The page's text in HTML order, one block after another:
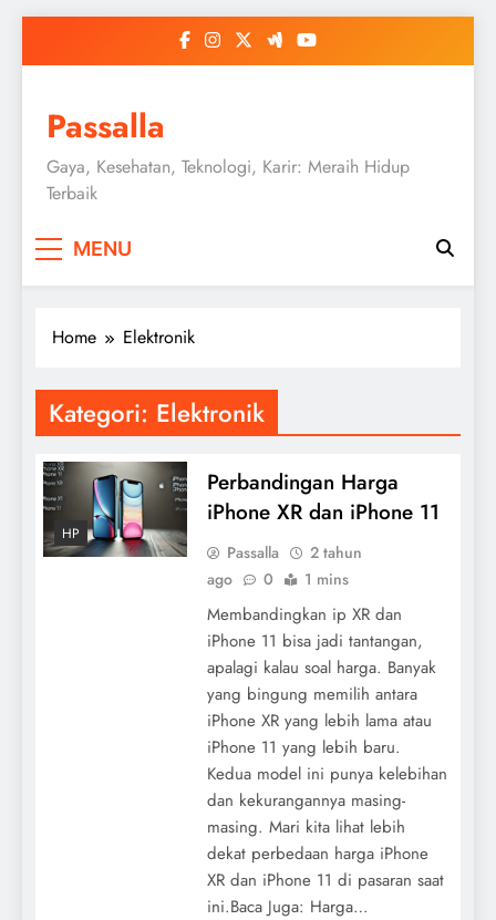
Passalla
Gaya, Kesehatan, Teknologi, Karir: Meraih Hidup
Terbaik
MENU
Home Elektronik
Kategori: Elektronik
HP
Perbandingan Harga
iPhone XR dan iPhone 11
Passalla
2 tahun
ago
0 1 mins
Membandingkan ip XR dan
iPhone 11 bisa jadi tantangan,
apalagi kalau soal harga. Banyak
yang bingung memilih antara
iPhone XR yang lebih lama atau
iPhone 11 yang lebih baru.
Kedua model ini punya kelebihan
dan kekurangannya masing-
masing. Mari kita lihat lebih
dekat perbedaan harga iPhone
XR dan iPhone 11 di pasaran saat
ini.Baca Juga: Harga…